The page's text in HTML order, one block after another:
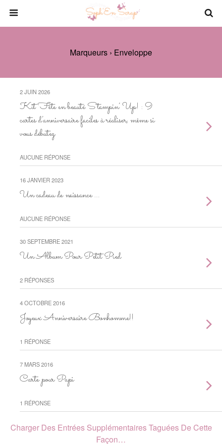
Marqueurs › Enveloppe
2 JUIN 2026
Kit Fête en beauté Stampin’ Up! : 9
cartes d’anniversaire faciles à réaliser, même si
vous débutez
AUCUNE RÉPONSE
16 JANVIER 2023
Un cadeau de naissance …
AUCUNE RÉPONSE
30 SEPTEMBRE 2021
Un Album Pour Petit Pied
2 RÉPONSES
4 OCTOBRE 2016
Joyeux Anniversaire Bonhomme!!
1 RÉPONSE
7 MARS 2016
Carte pour Papi
1 RÉPONSE
Charger Des Entrées Supplémentaires Taguées De Cette
Façon…